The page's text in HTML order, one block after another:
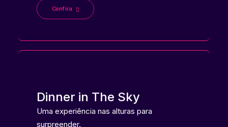
Confira
Dinner in The Sky
Uma experiência nas alturas para
surpreender.